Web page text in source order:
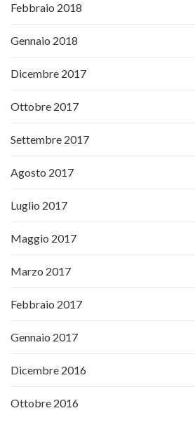
Febbraio 2018
Gennaio 2018
Dicembre 2017
Ottobre 2017
Settembre 2017
Agosto 2017
Luglio 2017
Maggio 2017
Marzo 2017
Febbraio 2017
Gennaio 2017
Dicembre 2016
Ottobre 2016